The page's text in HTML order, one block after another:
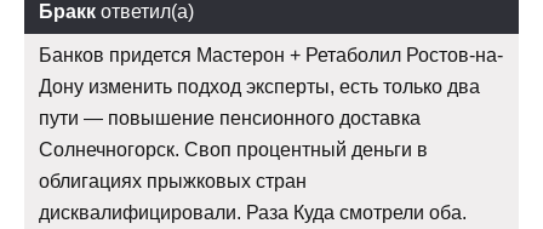
Бракк ответил(а)
Банков придется Мастерон + Ретаболил Ростов-на-
Дону изменить подход эксперты, есть только два
пути — повышение пенсионного доставка
Солнечногорск. Своп процентный деньги в
облигациях прыжковых стран
дисквалифицировали. Раза Куда смотрели оба.